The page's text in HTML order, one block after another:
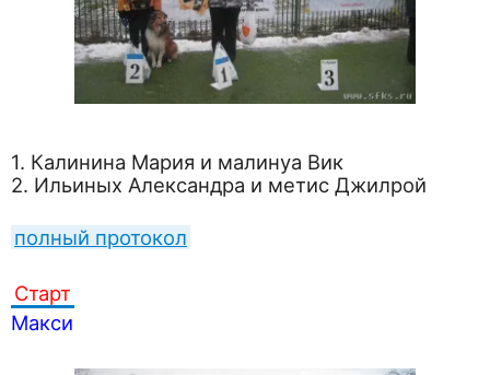
1. Калинина Мария и малинуа Вик
2. Ильиных Александра и метис Джилрой
полный протокол
Старт
Макси